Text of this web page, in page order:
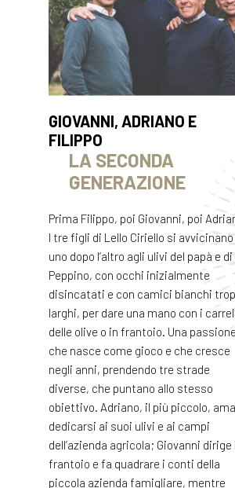
GIOVANNI, ADRIANO E
FILIPPO
LA SECONDA
GENERAZIONE
Prima Filippo, poi Giovanni, poi
I tre figli di Lello Ciriello si avvicinano
uno dopo l’altro agli ulivi del papà e
Peppino, con occhi inizialmente
disincatati e con camici bianchi
larghi, per dare una mano con i
delle olive o in frantoio. Una passione
che nasce come gioco e che cresce
negli anni, prendendo tre strade
diverse, che puntano allo stesso
obiettivo. Adriano, il più piccolo, ama
dedicarsi ai suoi ulivi e ai campi
dell’azienda agricola; Giovanni dirige
frantoio e fa quadrare i conti della
piccola azienda famigliare, mentre